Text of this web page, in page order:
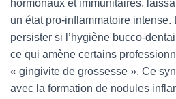
hormonaux et immunitaires,
un état pro-inflammatoire intense.
persister si l’hygiène bucco-
ce qui amène certains
« gingivite de grossesse ». Ce
avec la formation de nodules